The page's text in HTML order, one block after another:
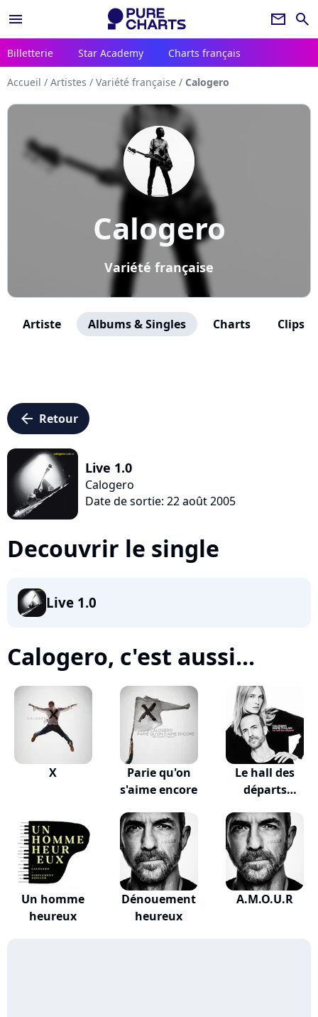
menu newsletter search
Billetterie Star Academy Charts français
Accueil / Artistes / Variété française / Calogero
Calogero
Variété française
Artiste Albums & Singles Charts Clips
arrow_left Retour
Live 1.0
Calogero
Date de sortie: 22 août 2005
Decouvrir le single
Live 1.0
Calogero, c'est aussi...
X
Parie qu'on
s'aime encore
Le hall des
départs
Un homme
heureux
Dénouement
heureux
A.M.O.U.R